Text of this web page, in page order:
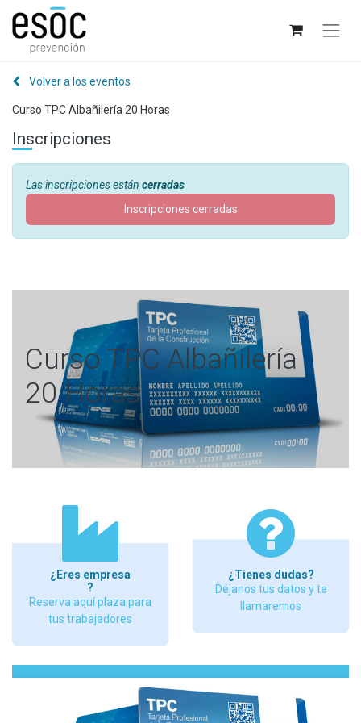
Volver a los eventos
Curso TPC Albañilería 20 Horas
Inscripciones
Las inscripciones están cerradas
Inscripciones cerradas
Curso TPC Albañilería
20 Horas
¿Eres empresa
?
Reserva aquí plaza para
tus trabajadores
¿Tienes dudas?
Déjanos tus datos y te
llamaremos